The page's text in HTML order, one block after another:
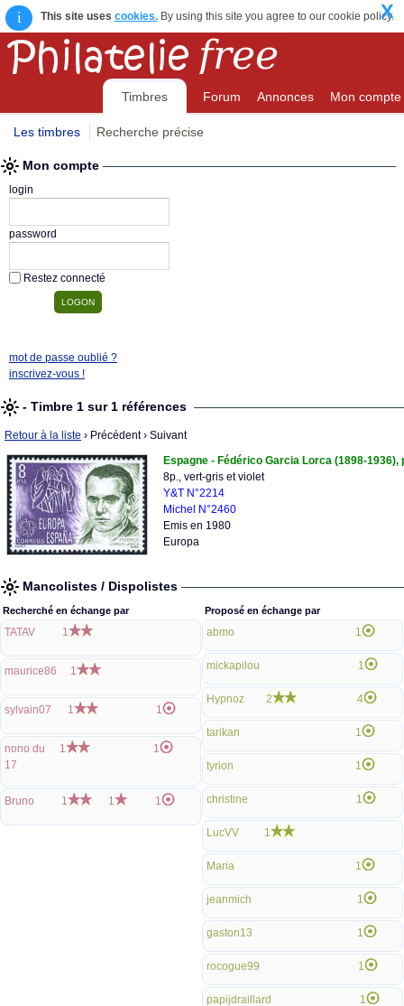
i This site uses cookies.By using this site you agree to our cookie policy.
X
Timbres Forum Annonces Mon compte
Les timbres Recherche précise
Mon compte
login
password
Restez connecté
mot de passe oublié ?
inscrivez-vous !
- Timbre 1 sur 1 références
Retour à la liste › Précédent› Suivant
Espagne - Fédérico Garcia Lorca (1898-
8p., vert-gris et violet
Y&T N°2214
Michel N°2460
Emis en 1980
Europa
Mancolistes / Dispolistes
Recherché en échange par
TATAV 1
maurice86 1
sylvain07 1 1
nono du
17
1 1
Bruno 1 1 1
Proposé en échange par
abmo 1
mickapilou 1
Hypnoz 2 4
tarikan 1
tyrion 1
christine 1
LucVV 1
Maria 1
jeanmich 1
gaston13 1
rocogue99 1
papijdraillard 1